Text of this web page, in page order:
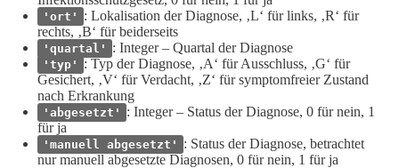
'ort'
: Lokalisation der Diagnose, ‚L‘ für links, ‚R‘ für
rechts, ‚B‘ für beiderseits
'quartal' : Integer – Quartal der Diagnose
'typ'
: Typ der Diagnose, ‚A‘ für Ausschluss, ‚G‘ für
Gesichert, ‚V‘ für Verdacht, ‚Z‘ für symptomfreier Zustand
nach Erkrankung
'abgesetzt'
: Integer – Status der Diagnose, 0 für nein, 1
für ja
'manuell abgesetzt'
: Status der Diagnose, betrachtet
nur manuell abgesetzte Diagnosen, 0 für nein, 1 für ja